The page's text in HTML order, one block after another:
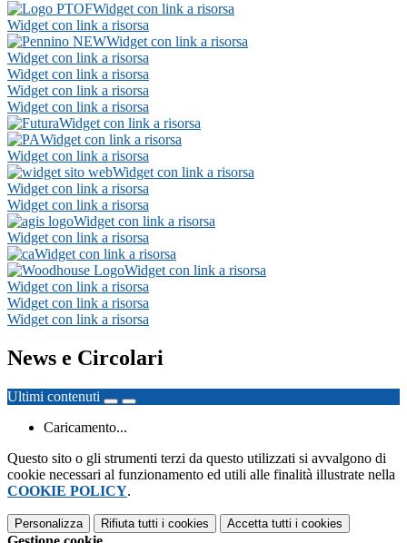
Widget con link a risorsa
Widget con link a risorsa
Widget con link a risorsa
Widget con link a risorsa
Widget con link a risorsa
Widget con link a risorsa
Widget con link a risorsa
Widget con link a risorsa
Widget con link a risorsa
Widget con link a risorsa
Widget con link a risorsa
Widget con link a risorsa
Widget con link a risorsa
Widget con link a risorsa
Widget con link a risorsa
Widget con link a risorsa
Widget con link a risorsa
Widget con link a risorsa
Widget con link a risorsa
Widget con link a risorsa
News e Circolari
Ultimi contenuti
Caricamento...
Questo sito o gli strumenti terzi da questo utilizzati si avvalgono di
cookie necessari al funzionamento ed utili alle finalità illustrate nella
COOKIE POLICY.
Personalizza Rifiuta tutti i cookies Accetta tutti i cookies